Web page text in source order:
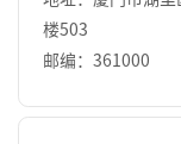
楼503
邮编：361000